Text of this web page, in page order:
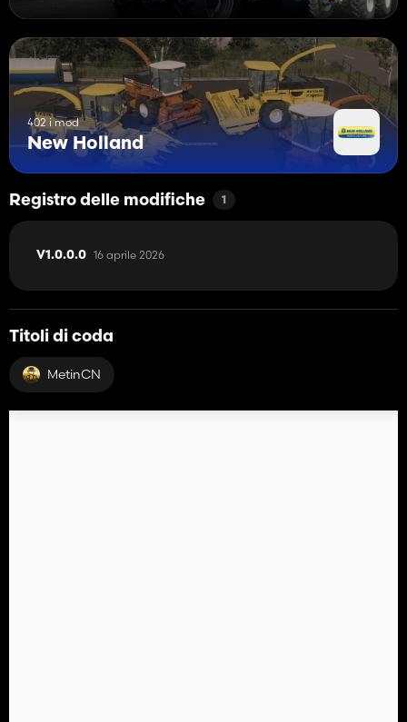
402 i mod
New Holland
Registro delle modifiche 1
V1.0.0.0 16 aprile 2026
Titoli di coda
MetinCN